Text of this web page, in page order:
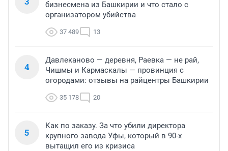
бизнесмена из Башкирии и что стало с
организатором убийства
37 489 13
4
Давлеканово — деревня, Раевка — не рай,
Чишмы и Кармаскалы — провинция с
огородами: отзывы на райцентры Башкирии
35 178 20
5
Как по заказу. За что убили директора
крупного завода Уфы, который в 90-х
вытащил его из кризиса